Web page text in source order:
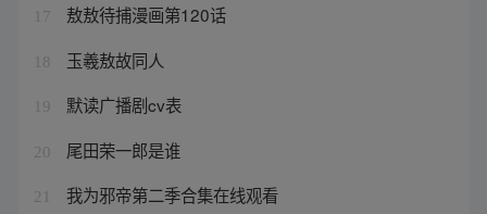
17 敖敖待捕漫画第120话
18 玉羲敖故同人
19 默读广播剧cv表
20 尾田荣一郎是谁
21 我为邪帝第二季合集在线观看